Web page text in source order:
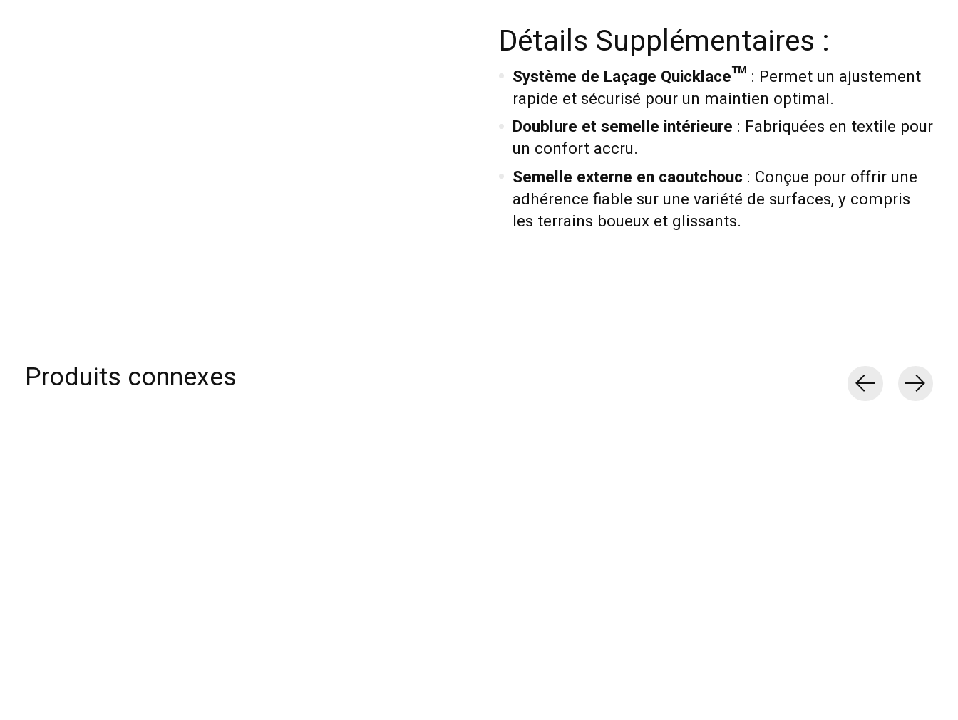
Détails Supplémentaires :
Système de Laçage Quicklace™ : Permet un ajustement
rapide et sécurisé pour un maintien optimal.
Doublure et semelle intérieure : Fabriquées en textile pour
un confort accru.
Semelle externe en caoutchouc : Conçue pour offrir une
adhérence fiable sur une variété de surfaces, y compris
les terrains boueux et glissants.
Produits connexes